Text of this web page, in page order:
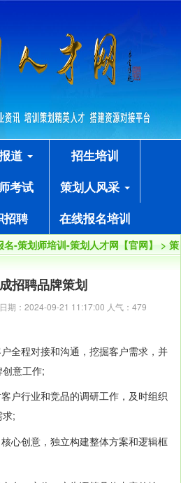
道
招生培训
考试
策划人风采
招聘 在线报名培训
-策划师培训-策划人才网【官网】 > 策
招聘品牌策划
期：2024-09-21 11:17:00 人气： 479
程对接和沟通，挖掘客户需求，并
意工作;
行业和竞品的调研工作，及时组织
;
创意，独立构建整体方案和逻辑框